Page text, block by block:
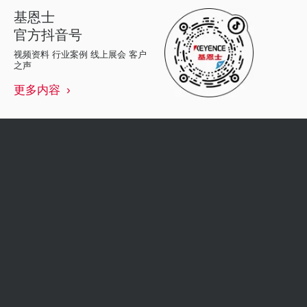
基恩士
官方抖音号
视频资料 行业案例 线上展会 客户
之声
更多内容